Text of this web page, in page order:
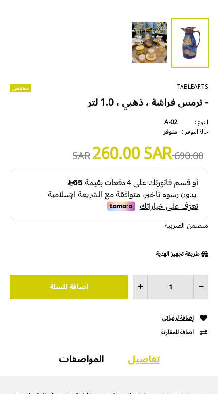
TABLEARTS مخفض
- ترمس فراشة ، ذهبي ، 1.0 لتر
النوع :
حالة التوفر :
A-02
متوفر
690.00 SAR
260.00 SAR
متضمن الضريبة
طريقة تجهيز الهدية
إضافة لرغباتي
اضافة للمقارنة
تفاصيل المواصفات